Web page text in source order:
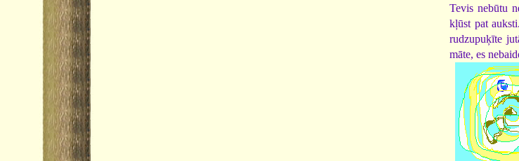
Tevis nebūtu
kļūst pat
rudzupuķīte
māte, es